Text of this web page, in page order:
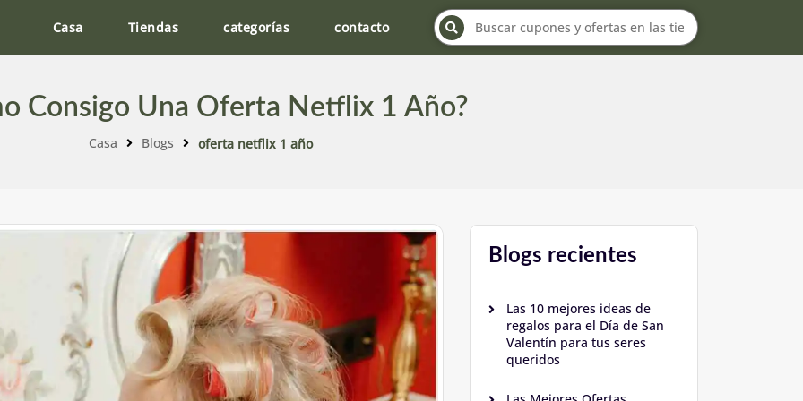
Casa Tiendas categorías contacto
Consigo Una Oferta Netflix 1 Año?
Casa Blogs oferta netflix 1 año
Blogs recientes
Las 10 mejores ideas de
regalos para el Día de San
Valentín para tus seres
queridos